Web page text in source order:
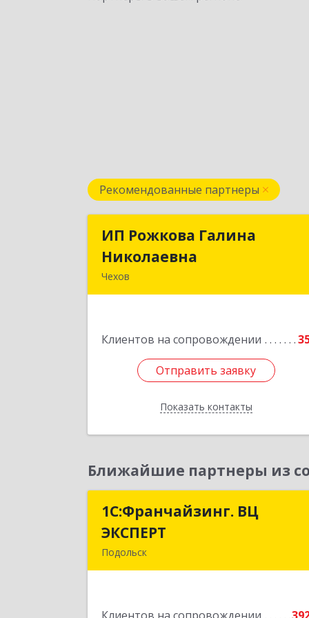
Рекомендованные партнеры
ИП Рожкова Галина
Николаевна
Чехов
Клиентов на сопровождении
Отправить заявку
Показать контакты
ИП Рожкова Галина
Подробнее
Ближайшие партнеры из
1С:Франчайзинг. ВЦ
ЭКСПЕРТ
Подольск
1С:Франчайзинг. ВЦ